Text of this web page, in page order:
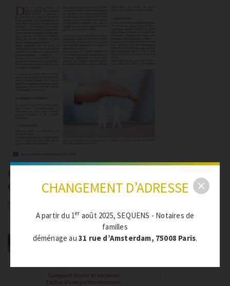
Préparer l’avenir et protéger son
conjointCHANGEMENT D’ADRESSE
A partir du 1er août 2025, SEQUENS - Notaires de
familles
déménage au 31 rue d’Amsterdam, 75008 Paris.